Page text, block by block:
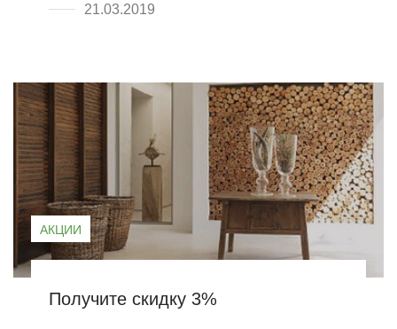
21.03.2019
АКЦИИ
Получите скидку 3%